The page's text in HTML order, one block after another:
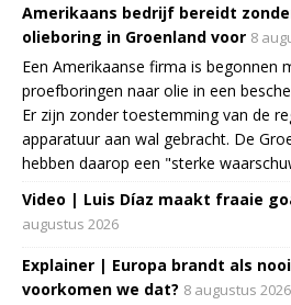
Amerikaans bedrijf bereidt
olieboring in Groenland voor 8
Een Amerikaanse firma is begonnen
proefboringen naar olie in een
Er zijn zonder toestemming van de
apparatuur aan wal gebracht. De
hebben daarop een "sterke
Video | Luis Díaz maakt fraaie
augustus 2026
Explainer | Europa brandt als
voorkomen we dat? 8 augustus 2026